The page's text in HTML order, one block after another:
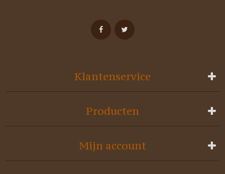
Klantenservice
Producten
Mijn account